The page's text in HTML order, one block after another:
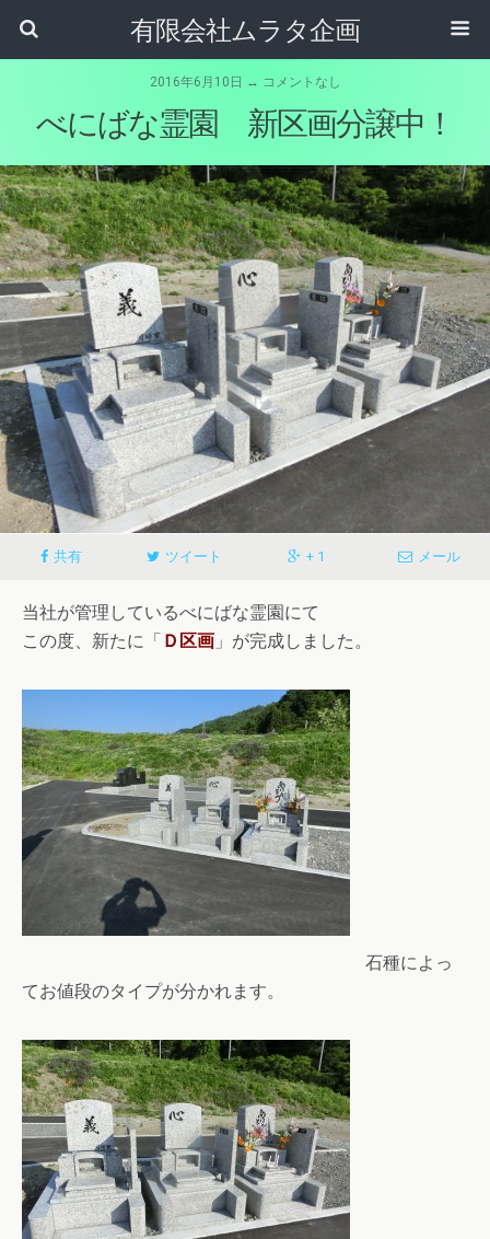
有限会社ムラタ企画
2016年6月10日 ↔ コメントなし
べにばな霊園 新区画分譲中！
共有 ツイート + 1 メール
当社が管理しているべにばな霊園にて
この度、新たに「 Ｄ区画 」が完成しました。
石種によっ
てお値段のタイプが分かれます。